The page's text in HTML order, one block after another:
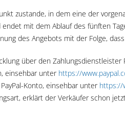
zustande, in dem eine der
mit dem Ablauf des fünften
des Angebots mit der Folge,
über den Zahlungsdienstleister
einsehbar unter https://
Konto, einsehbar unter https://
erklärt der Verkäufer schon